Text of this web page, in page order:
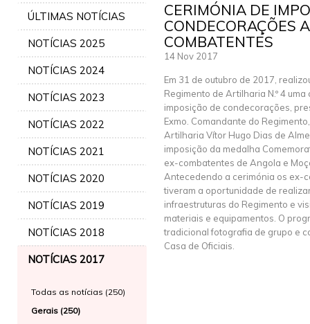
ÚLTIMAS NOTÍCIAS
NOTÍCIAS 2025
NOTÍCIAS 2024
NOTÍCIAS 2023
NOTÍCIAS 2022
NOTÍCIAS 2021
NOTÍCIAS 2020
NOTÍCIAS 2019
NOTÍCIAS 2018
NOTÍCIAS 2017
Todas as notícias (250)
Gerais (250)
CERIMÓNIA DE
CONDECORAÇÕES
COMBATENTES
14 Nov 2017
Em 31 de outubro de 2017,
Regimento de Artilharia N.º 4
imposição de condecorações,
Exmo. Comandante do
Artilharia Vítor Hugo Dias de
imposição da medalha
ex-combatentes de Angola e
Antecedendo a cerimónia os ex-
tiveram a oportunidade de
infraestruturas do Regimento e
materiais e equipamentos. O
tradicional fotografia de grupo e
Casa de Oficiais.